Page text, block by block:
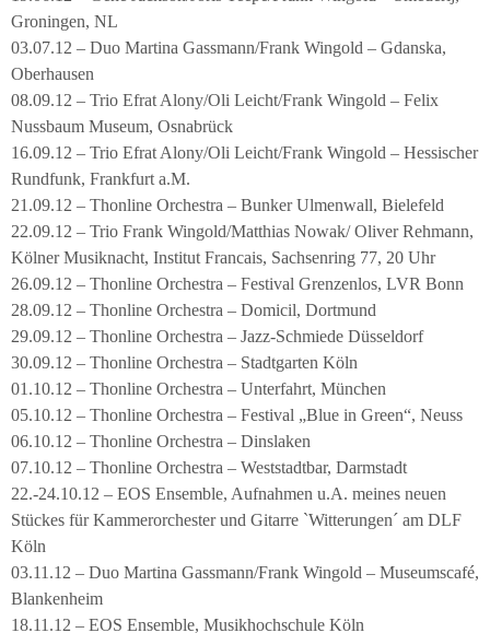
Groningen, NL
03.07.12 – Duo Martina Gassmann/Frank Wingold – Gdanska,
Oberhausen
08.09.12 – Trio Efrat Alony/Oli Leicht/Frank Wingold – Felix
Nussbaum Museum, Osnabrück
16.09.12 – Trio Efrat Alony/Oli Leicht/Frank Wingold – Hessischer
Rundfunk, Frankfurt a.M.
21.09.12 – Thonline Orchestra – Bunker Ulmenwall, Bielefeld
22.09.12 – Trio Frank Wingold/Matthias Nowak/ Oliver Rehmann,
Kölner Musiknacht, Institut Francais, Sachsenring 77, 20 Uhr
26.09.12 – Thonline Orchestra – Festival Grenzenlos, LVR Bonn
28.09.12 – Thonline Orchestra – Domicil, Dortmund
29.09.12 – Thonline Orchestra – Jazz-Schmiede Düsseldorf
30.09.12 – Thonline Orchestra – Stadtgarten Köln
01.10.12 – Thonline Orchestra – Unterfahrt, München
05.10.12 – Thonline Orchestra – Festival „Blue in Green“, Neuss
06.10.12 – Thonline Orchestra – Dinslaken
07.10.12 – Thonline Orchestra – Weststadtbar, Darmstadt
22.-24.10.12 – EOS Ensemble, Aufnahmen u.A. meines neuen
Stückes für Kammerorchester und Gitarre `Witterungen´ am DLF
Köln
03.11.12 – Duo Martina Gassmann/Frank Wingold – Museumscafé,
Blankenheim
18.11.12 – EOS Ensemble, Musikhochschule Köln